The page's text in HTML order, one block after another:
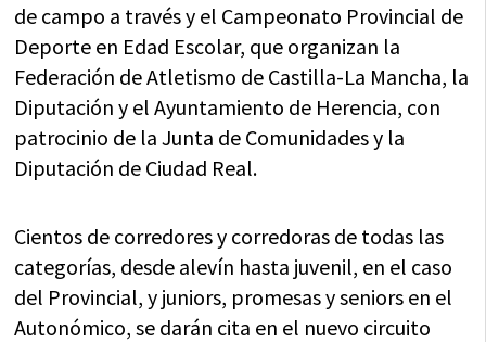
de campo a través y el Campeonato Provincial de
Deporte en Edad Escolar, que organizan la
Federación de Atletismo de Castilla-La Mancha, la
Diputación y el Ayuntamiento de Herencia, con
patrocinio de la Junta de Comunidades y la
Diputación de Ciudad Real.
Cientos de corredores y corredoras de todas las
categorías, desde alevín hasta juvenil, en el caso
del Provincial, y juniors, promesas y seniors en el
Autonómico, se darán cita en el nuevo circuito